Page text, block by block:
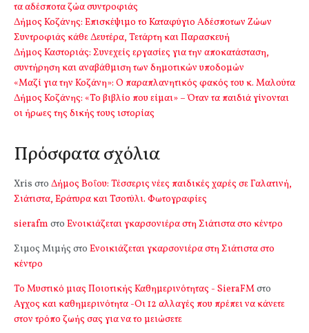
τα αδέσποτα ζώα συντροφιάς
Δήμος Κοζάνης: Επισκέψιμο το Καταφύγιο Αδέσποτων Ζώων
Συντροφιάς κάθε Δευτέρα, Τετάρτη και Παρασκευή
Δήμος Καστοριάς: Συνεχείς εργασίες για την αποκατάσταση,
συντήρηση και αναβάθμιση των δημοτικών υποδομών
«Μαζί για την Κοζάνη»: Ο παραπλανητικός φακός του κ. Μαλούτα
Δήμος Κοζάνης: «Το βιβλίο που είμαι» – Όταν τα παιδιά γίνονται
οι ήρωες της δικής τους ιστορίας
Πρόσφατα σχόλια
Xris στο Δήμος Βοΐου: Τέσσερις νέες παιδικές χαρές σε Γαλατινή,
Σιάτιστα, Εράτυρα και Τσοτύλι. Φωτογραφίες
sierafm στο Ενοικιάζεται γκαρσονιέρα στη Σιάτιστα στο κέντρο
Σιμος Μιμής στο Ενοικιάζεται γκαρσονιέρα στη Σιάτιστα στο
κέντρο
Το Μυστικό μιας Ποιοτικής Καθημερινότητας - SieraFMστο
Αγχος και καθημερινότητα -Οι 12 αλλαγές που πρέπει να κάνετε
στον τρόπο ζωής σας για να το μειώσετε